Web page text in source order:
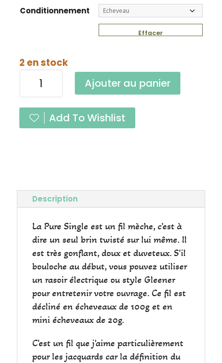
Conditionnement
Effacer
2 en stock
Pure
Single
Ajouter au panier
Add To Wishlist
Description
La Pure Single est un fil mèche, c'est à
dire un seul brin twisté sur lui même. Il
est très gonflant, doux et duveteux. S'il
bouloche au début, vous pouvez utiliser
un rasoir électrique ou style Gleener
pour entretenir votre ouvrage. Ce fil est
décliné en écheveaux de 100g et en
mini écheveaux de 20g.
C'est un fil que j'aime particulièrement
pour les jacquards car la définition du